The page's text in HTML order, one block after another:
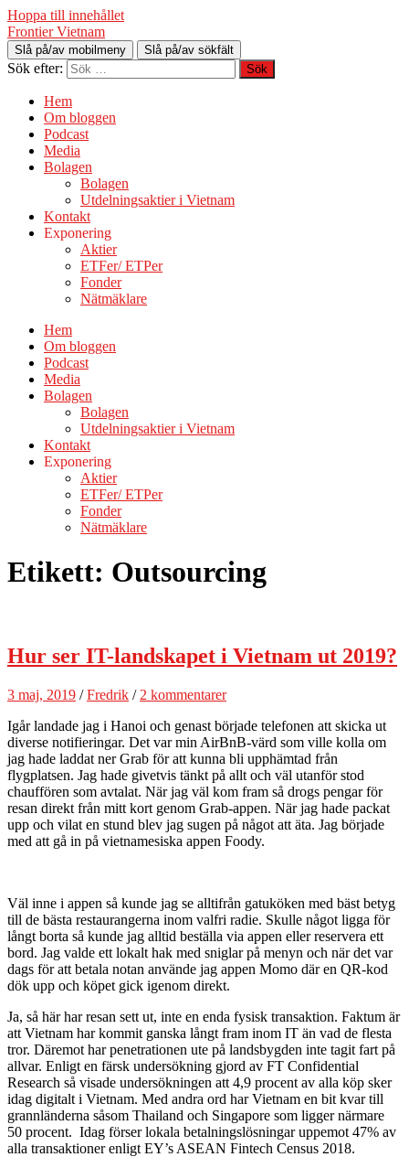
Hoppa till innehållet
Frontier Vietnam
Slå på/av mobilmeny Slå på/av sökfält
Sök efter:
Hem
Om bloggen
Podcast
Media
Bolagen
Bolagen
Utdelningsaktier i Vietnam
Kontakt
Exponering
Aktier
ETFer/ ETPer
Fonder
Nätmäklare
Hem
Om bloggen
Podcast
Media
Bolagen
Bolagen
Utdelningsaktier i Vietnam
Kontakt
Exponering
Aktier
ETFer/ ETPer
Fonder
Nätmäklare
Etikett: Outsourcing
Hur ser IT-landskapet i Vietnam ut 2019?
3 maj, 2019 /Fredrik / 2 kommentarer
Igår landade jag i Hanoi och genast började telefonen att skicka ut
diverse notifieringar. Det var min AirBnB-värd som ville kolla om
jag hade laddat ner Grab för att kunna bli upphämtad från
flygplatsen. Jag hade givetvis tänkt på allt och väl utanför stod
chauffören som avtalat. När jag väl kom fram så drogs pengar för
resan direkt från mitt kort genom Grab-appen. När jag hade packat
upp och vilat en stund blev jag sugen på något att äta. Jag började
med att gå in på vietnamesiska appen Foody.
Väl inne i appen så kunde jag se alltifrån gatuköken med bäst betyg
till de bästa restaurangerna inom valfri radie. Skulle något ligga för
långt borta så kunde jag alltid beställa via appen eller reservera ett
bord. Jag valde ett lokalt hak med sniglar på menyn och när det var
dags för att betala notan använde jag appen Momo där en QR-kod
dök upp och köpet gick igenom direkt.
Ja, så här har resan sett ut, inte en enda fysisk transaktion. Faktum är
att Vietnam har kommit ganska långt fram inom IT än vad de flesta
tror. Däremot har penetrationen ute på landsbygden inte tagit fart på
allvar. Enligt en färsk undersökning gjord av FT Confidential
Research så visade undersökningen att 4,9 procent av alla köp sker
idag digitalt i Vietnam. Med andra ord har Vietnam en bit kvar till
grannländerna såsom Thailand och Singapore som ligger närmare
50 procent. Idag förser lokala betalningslösningar uppemot 47% av
alla transaktioner enligt EY’s ASEAN Fintech Census 2018.